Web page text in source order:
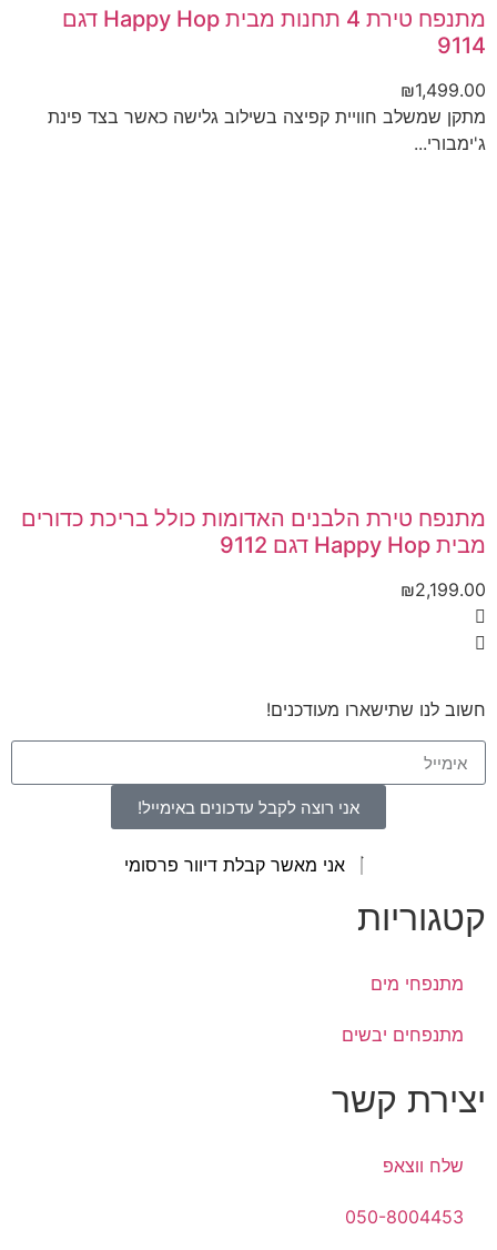
מתנפח טירת 4 תחנות מבית Happy Hop דגם
9114
₪1,499.00
מתקן שמשלב חוויית קפיצה בשילוב גלישה כאשר בצד פינת
ג'ימבורי...
מתנפח טירת הלבנים האדומות כולל בריכת כדורים
מבית Happy Hop דגם 9112
₪2,199.00
חשוב לנו שתישארו מעודכנים!
אני רוצה לקבל עדכונים באימייל!
אני מאשר קבלת דיוור פרסומי
קטגוריות
מתנפחי מים
מתנפחים יבשים
יצירת קשר
שלח ווצאפ
050-8004453